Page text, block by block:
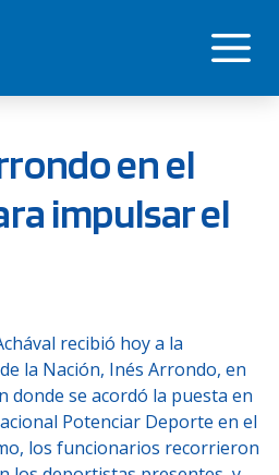
en el
impulsar el
recibió hoy a la
la Nación, Inés Arrondo, en
donde se acordó la puesta en
Potenciar Deporte en el
los funcionarios recorrieron